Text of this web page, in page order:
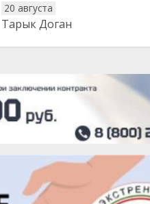
20 августа
Тарык Доган
22 августа
25 августа
Сэсэгма Бубеева
28 августа
Чингиз Мустафаев
29 августа
Надежда Рослова
1 сентября